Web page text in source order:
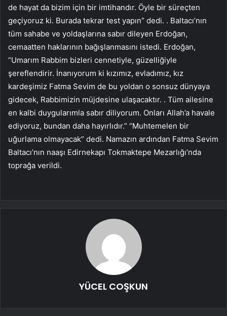
de hayat da bizim için bir imtihandır. Öyle bir süreçten
geçiyoruz ki. Burada tekrar test yapın” dedi. . Baltacı’nın
tüm sahabe ve yoldaşlarına sabır dileyen Erdoğan,
cemaatten haklarının bağışlanmasını istedi. Erdoğan,
“Umarım Rabbim bizleri cennetiyle, güzelliğiyle
şereflendirir. İnanıyorum ki kızımız, evladımız, kız
kardeşimiz Fatma Sevim de bu yoldan o sonsuz dünyaya
gidecek, Rabbimizin müjdesine ulaşacaktır. . Tüm ailesine
en kalbi duygularımla sabır diliyorum. Onları Allah’a havale
ediyoruz, bundan daha hayırlıdır.” “Muhtemelen bir
uğurlama olmayacak” dedi. Namazın ardından Fatma Sevim
Baltacı’nın naaşı Edirnekapı Tokmaktepe Mezarlığı’nda
toprağa verildi.
YÜCEL COŞKUN